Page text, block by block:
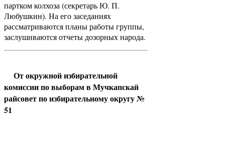
партком колхоза (секретарь Ю. П.
Любушкин). На его заседаниях
рассматриваются планы работы группы,
заслушиваются отчеты дозорных народа.
От окружной избирательной
комиссии по выборам в Мучкапскай
райсовет по избирательному округу №
51